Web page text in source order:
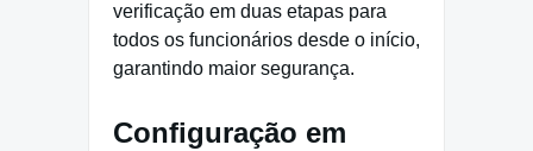
verificação em duas etapas para
todos os funcionários desde o início,
garantindo maior segurança.
Configuração em